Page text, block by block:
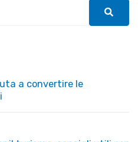
a convertire le